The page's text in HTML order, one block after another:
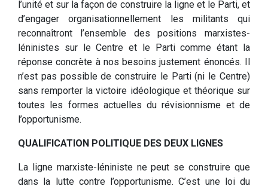
l’unité et sur la façon de construire la ligne et le Parti, et
d’engager organisationnellement les militants qui
reconnaîtront l’ensemble des positions marxistes-
léninistes sur le Centre et le Parti comme étant la
réponse concrète à nos besoins justement énoncés. Il
n’est pas possible de construire le Parti (ni le Centre)
sans remporter la victoire idéologique et théorique sur
toutes les formes actuelles du révisionnisme et de
l’opportunisme.
QUALIFICATION POLITIQUE DES DEUX LIGNES
La ligne marxiste-léniniste ne peut se construire que
dans la lutte contre l’opportunisme. C’est une loi du